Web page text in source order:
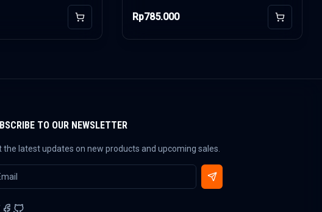
Add to Cart Rp785.000 Add to
TO OUR NEWSLETTER
the latest updates on new products and upcoming sales.